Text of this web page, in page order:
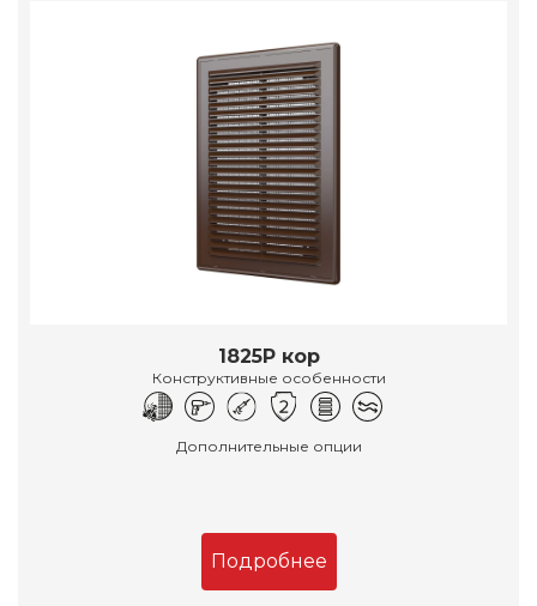
1825Р кор
Конструктивные особенности
Дополнительные опции
Подробнее